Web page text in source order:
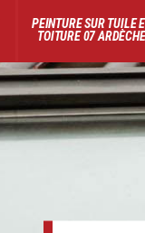
PEINTURE SUR TUILE
TOITURE 07 ARDÈCHE